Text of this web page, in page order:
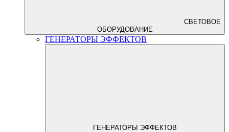
СВЕТОВОЕ
ОБОРУДОВАНИЕ
ГЕНЕРАТОРЫ ЭФФЕКТОВ
ГЕНЕРАТОРЫ ЭФФЕКТОВ